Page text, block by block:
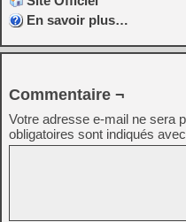
En savoir plus…
Commentaire ¬
Votre adresse e-mail ne sera
obligatoires sont indiqués avec